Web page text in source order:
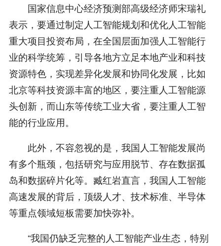
国家信息中心经济预测部高级经济师宋瑞礼
表示，要通过制定人工智能规划和优化人工智能
重大项目投资布局，在全国层面加强人工智能行
业的科学统筹，引导各地方立足本地产业和科技
资源特色，实现差异化发展和协同化发展，比如
北京等科技资源丰富的地区，要注重人工智能源
头创新，而山东等传统工业大省，要注重人工智
能的行业应用。
此外，不容忽视的是，我国人工智能发展尚
有多个瓶颈，包括研究与应用脱节、存在数据孤
岛和数据碎片化等。臧红岩直言，我国人工智能
高速发展的背后，顶级人才、技术标准、半导体
等重点领域短板需要加快弥补。
“我国仍缺乏完整的人工智能产业生态，特别